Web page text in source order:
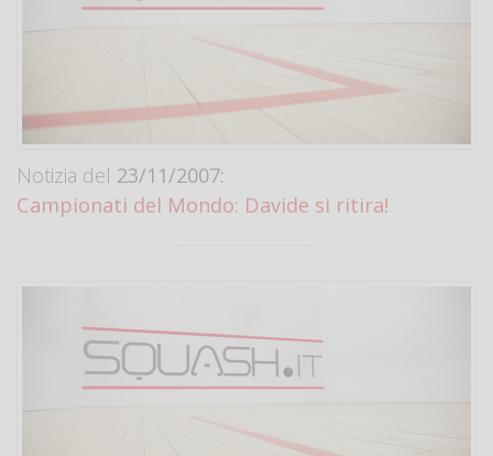
Notizia del 23/11/2007:
Campionati del Mondo: Davide si ritira!